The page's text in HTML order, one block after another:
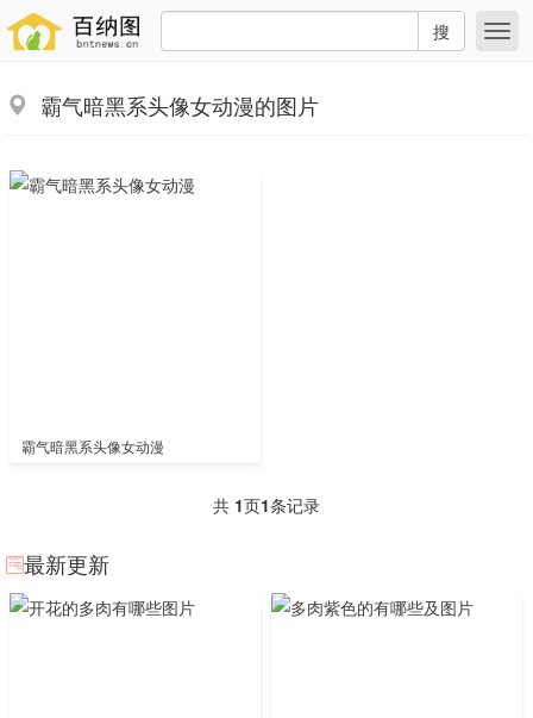
搜
霸气暗黑系头像女动漫的图片
霸气暗黑系头像女动漫
共 1页1条记录
最新更新